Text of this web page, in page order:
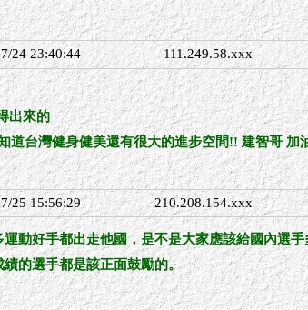
24 23:40:44 111.249.58.xxx
出來的
道台灣健身健美還有很大的進步空間!! 建智哥 加
25 15:56:29 210.208.154.xxx
動好手都出走他國，是不是大家應該給國內選
的選手都是該正面鼓勵的。